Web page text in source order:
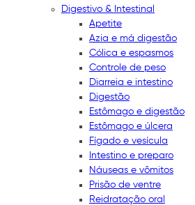
Digestivo & Intestinal
Apetite
Azia e má digestão
Cólica e espasmos
Controle de peso
Diarreia e intestino
Digestão
Estômago e digestão
Estômago e úlcera
Fígado e vesícula
Intestino e preparo
Náuseas e vômitos
Prisão de ventre
Reidratação oral